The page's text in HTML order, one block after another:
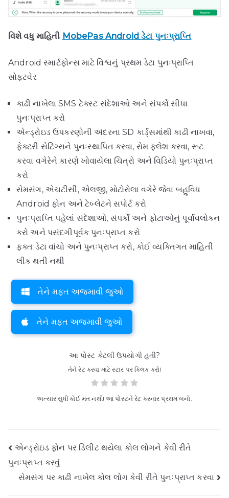
વિશે વધુ માહિતી MobePas Android ડેટા પુનઃપ્રાપ્તિ
Android સ્માર્ટફોન્સ માટે વિશ્વનું પ્રથમ ડેટા પુનઃપ્રાપ્તિ
સોફ્ટવેર
કાઢી નાખેલા SMS ટેક્સ્ટ સંદેશાઓ અને સંપર્કો સીધા
પુનઃપ્રાપ્ત કરો
એન્ડ્રોઇડ ઉપકરણોની અંદરના SD કાર્ડ્સમાંથી કાઢી નાખવા,
ફેક્ટરી સેટિંગ્સને પુનઃસ્થાપિત કરવા, રોમ ફ્લેશ કરવા, રૂટ
કરવા વગેરેને કારણે ખોવાયેલા ચિત્રો અને વિડિયો પુનઃપ્રાપ્ત
કરો
સેમસંગ, એચટીસી, એલજી, મોટોરોલા વગેરે જેવા બહુવિધ
Android ફોન અને ટેબ્લેટને સપોર્ટ કરો
પુનઃપ્રાપ્તિ પહેલાં સંદેશાઓ, સંપર્કો અને ફોટાઓનું પૂર્વાવલોકન
કરો અને પસંદગીપૂર્વક પુનઃપ્રાપ્ત કરો
ફક્ત ડેટા વાંચો અને પુનઃપ્રાપ્ત કરો, કોઈ વ્યક્તિગત માહિતી
લીક થતી નથી
તેને મફત અજમાવી જુઓ
તેને મફત અજમાવી જુઓ
આ પોસ્ટ કેટલી ઉપયોગી હતી?
તેને રેટ કરવા માટે સ્ટાર પર ક્લિક કરો!
અત્યાર સુધી કોઈ મત નથી! આ પોસ્ટને રેટ કરનાર પ્રથમ બનો.
પોસ્ટ
નેવિગેશન
એન્ડ્રોઇડ ફોન પર ડિલીટ થયેલા કોલ લોગને કેવી રીતે
પુનઃપ્રાપ્ત કરવું
સેમસંગ પર કાઢી નાખેલ કોલ લોગ કેવી રીતે પુનઃપ્રાપ્ત કરવા